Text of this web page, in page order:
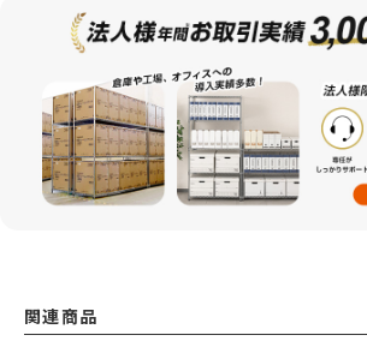
関連商品